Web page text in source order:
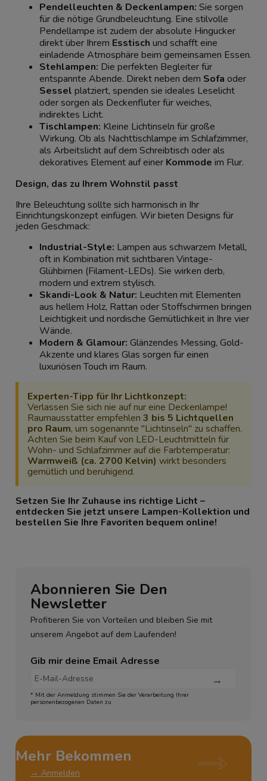
Pendelleuchten & Deckenlampen: Sie sorgen
für die nötige Grundbeleuchtung. Eine stilvolle
Pendellampe ist zudem der absolute Hingucker
direkt über Ihrem Esstisch und schafft eine
einladende Atmosphäre beim gemeinsamen Essen.
Stehlampen: Die perfekten Begleiter für
entspannte Abende. Direkt neben dem Sofa oder
Sessel platziert, spenden sie ideales Leselicht
oder sorgen als Deckenfluter für weiches,
indirektes Licht.
Tischlampen: Kleine Lichtinseln für große
Wirkung. Ob als Nachttischlampe im Schlafzimmer,
als Arbeitslicht auf dem Schreibtisch oder als
dekoratives Element auf einer Kommode im Flur.
Design, das zu Ihrem Wohnstil passt
Ihre Beleuchtung sollte sich harmonisch in Ihr
Einrichtungskonzept einfügen. Wir bieten Designs für
jeden Geschmack:
Industrial-Style: Lampen aus schwarzem Metall,
oft in Kombination mit sichtbaren Vintage-
Glühbirnen (Filament-LEDs). Sie wirken derb,
modern und extrem stylisch.
Skandi-Look & Natur: Leuchten mit Elementen
aus hellem Holz, Rattan oder Stoffschirmen bringen
Leichtigkeit und nordische Gemütlichkeit in Ihre vier
Wände.
Modern & Glamour: Glänzendes Messing, Gold-
Akzente und klares Glas sorgen für einen
luxuriösen Touch im Raum.
Experten-Tipp für Ihr Lichtkonzept:
Verlassen Sie sich nie auf nur eine Deckenlampe!
Raumausstatter empfehlen 3 bis 5 Lichtquellen
pro Raum, um sogenannte "Lichtinseln" zu schaffen.
Achten Sie beim Kauf von LED-Leuchtmitteln für
Wohn- und Schlafzimmer auf die Farbtemperatur:
Warmweiß (ca. 2700 Kelvin) wirkt besonders
gemütlich und beruhigend.
Setzen Sie Ihr Zuhause ins richtige Licht –
entdecken Sie jetzt unsere Lampen-Kollektion und
bestellen Sie Ihre Favoriten bequem online!
Abonnieren Sie Den
Newsletter
Profitieren Sie von Vorteilen und bleiben Sie mit
unserem Angebot auf dem Laufenden!
Gib mir deine Email Adresse
* Mit der Anmeldung stimmen Sie der Verarbeitung Ihrer
personenbezogenen Daten zu
Mehr Bekommen
→ Anmelden